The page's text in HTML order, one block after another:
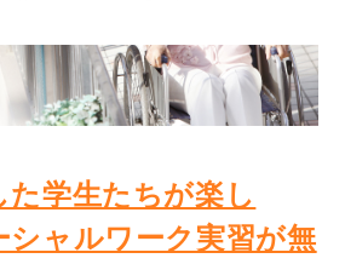
た学生たちが楽し
シャルワーク実習が無